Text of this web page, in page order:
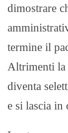
dimostrare
termine il
Altrimenti la
diventa
e si lascia in